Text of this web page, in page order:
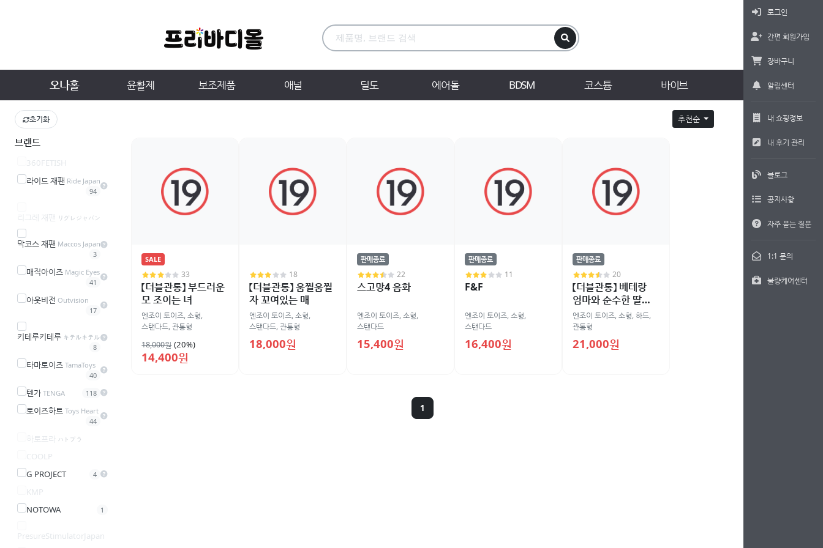
오나홀 윤활제 보조제품 애널 딜도 에어돌 BDSM 코스튬 바이브
로그인
간편 회원가입
장바구니
알림센터
내 쇼핑정보
내 후기 관리
블로그
공지사항
자주 묻는 질문
1:1 문의
불량케어센터
초기화
브랜드
360FETISH
라이드 재팬 Ride Japan
94
리그레 재팬 リグレジャパン
막코스 재팬 Maccos Japan
3
매직아이즈 Magic Eyes
41
아웃비전 Outvision
17
키테루키테루 キテルキテル
8
타마토이즈 TamaToys
40
텐가 TENGA 118
토이즈하트 Toys Heart
44
하토프라 ハトプラ
COOLP
G PROJECT
4
KMP
NOTOWA
1
PresureStimulatorJapan
추천순
SALE
33
【더블관통】 부드러운
모 조이는 녀
엔조이 토이즈,소형,
스탠다드,관통형
18,000원 (20%)
14,400원
18
【더블관통】 움찔움찔
자 꼬여있는 매
엔조이 토이즈,소형,
스탠다드,관통형
18,000원
판매종료
22
스고망4 음화
엔조이 토이즈,소형,
스탠다드
15,400원
판매종료
11
F&F
엔조이 토이즈,소형,
스탠다드
16,400원
판매종료
20
【더블관통】 베테랑
엄마와 순수한 딸
하드
엔조이 토이즈,소형,하드,
관통형
21,000원
1